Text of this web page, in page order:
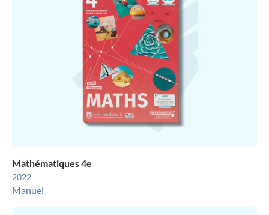
Mathématiques 4e
2022
Manuel